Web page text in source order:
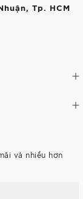
Tp. HCM
và nhiều hơn